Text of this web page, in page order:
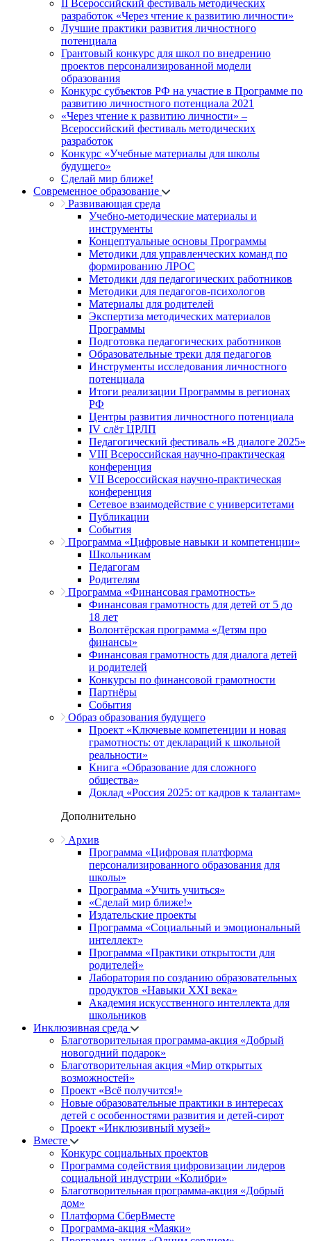
II Всероссийский фестиваль методических
разработок «Через чтение к развитию личности»
Лучшие практики развития личностного
потенциала
Грантовый конкурс для школ по внедрению
проектов персонализированной модели
образования
Конкурс субъектов РФ на участие в Программе по
развитию личностного потенциала 2021
«Через чтение к развитию личности» –
Всероссийский фестиваль методических
разработок
Конкурс «Учебные материалы для школы
будущего»
Сделай мир ближе!
Современное образование
Развивающая среда
Учебно-методические материалы и
инструменты
Концептуальные основы Программы
Методики для управленческих команд по
формированию ЛРОС
Методики для педагогических работников
Методики для педагогов-психологов
Материалы для родителей
Экспертиза методических материалов
Программы
Подготовка педагогических работников
Образовательные треки для педагогов
Инструменты исследования личностного
потенциала
Итоги реализации Программы в регионах
РФ
Центры развития личностного потенциала
IV слёт ЦРЛП
Педагогический фестиваль «В диалоге 2025»
VIII Всероссийская научно-практическая
конференция
VII Всероссийская научно-практическая
конференция
Сетевое взаимодействие с университетами
Публикации
События
Программа «Цифровые навыки и компетенции»
Школьникам
Педагогам
Родителям
Программа «Финансовая грамотность»
Финансовая грамотность для детей от 5 до
18 лет
Волонтёрская программа «Детям про
финансы»
Финансовая грамотность для диалога детей
и родителей
Конкурсы по финансовой грамотности
Партнёры
События
Образ образования будущего
Проект «Ключевые компетенции и новая
грамотность: от деклараций к школьной
реальности»
Книга «Образование для сложного
общества»
Доклад «Россия 2025: от кадров к талантам»
Дополнительно
Архив
Программа «Цифровая платформа
персонализированного образования для
школы»
Программа «Учить учиться»
«Сделай мир ближе!»
Издательские проекты
Программа «Социальный и эмоциональный
интеллект»
Программа «Практики открытости для
родителей»
Лаборатория по созданию образовательных
продуктов «Навыки XXI века»
Академия искусственного интеллекта для
школьников
Инклюзивная среда
Благотворительная программа-акция «Добрый
новогодний подарок»
Благотворительная акция «Мир открытых
возможностей»
Проект «Всё получится!»
Новые образовательные практики в интересах
детей с особенностями развития и детей-сирот
Проект «Инклюзивный музей»
Вместе
Конкурс социальных проектов
Программа содействия цифровизации лидеров
социальной индустрии «Колибри»
Благотворительная программа-акция «Добрый
дом»
Платформа СберВместе
Программа-акция «Маяки»